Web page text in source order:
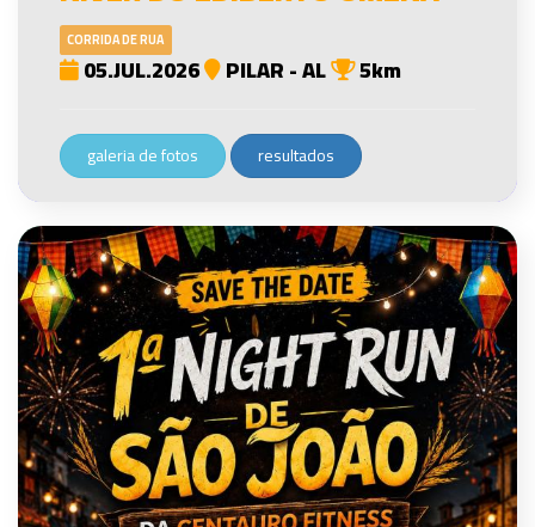
CORRIDA DE RUA
05.JUL.2026 PILAR - AL 5km
galeria de fotos resultados